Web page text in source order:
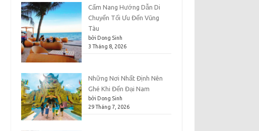
Cẩm Nang Hướng Dẫn Di
Chuyển Tối Ưu Đến Vũng
Tàu
bởi Dong Sinh
3 Tháng 8, 2026
Những Nơi Nhất Định Nên
Ghé Khi Đến Đại Nam
bởi Dong Sinh
29 Tháng 7, 2026